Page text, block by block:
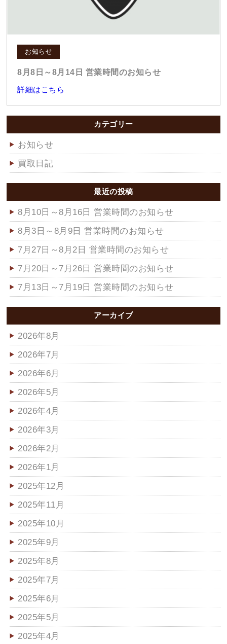
お知らせ
8月8日～8月14日 営業時間のお知らせ
詳細はこちら
カテゴリー
お知らせ
買取日記
最近の投稿
8月10日～8月16日 営業時間のお知らせ
8月3日～8月9日 営業時間のお知らせ
7月27日～8月2日 営業時間のお知らせ
7月20日～7月26日 営業時間のお知らせ
7月13日～7月19日 営業時間のお知らせ
アーカイブ
2026年8月
2026年7月
2026年6月
2026年5月
2026年4月
2026年3月
2026年2月
2026年1月
2025年12月
2025年11月
2025年10月
2025年9月
2025年8月
2025年7月
2025年6月
2025年5月
2025年4月